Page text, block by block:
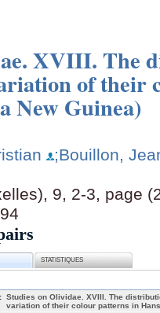
XVIII. The
of their
New Guinea)
;Bouillon,
9, 2-3, page
STATISTIQUES
Studies on Olividae. XVIII. The
variation of their colour patterns in